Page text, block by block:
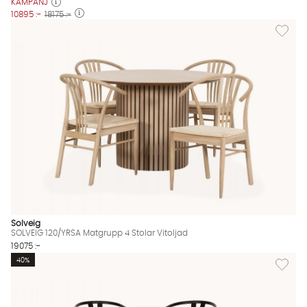
KAMPANJ
10895 :- 18175 :-
Lägg
Solveig
SOLVEIG 120/YRSA Matgrupp 4 Stolar Vitoljad
19075 :-
Lägg
40%